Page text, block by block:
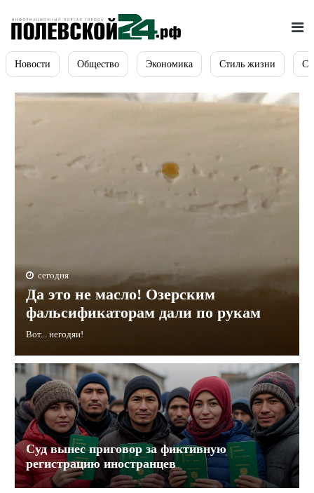
Новости Общество Экономика Стиль жизни
сегодня
Да это не масло! Озерским
фальсификаторам дали по рукам
Вот... негодяи!
Суд вынес приговор за фиктивную
регистрацию иностранцев